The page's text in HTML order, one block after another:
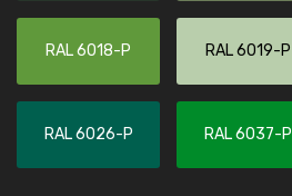
RAL 6018-P RAL 6019-P
RAL 6026-P RAL 6037-P